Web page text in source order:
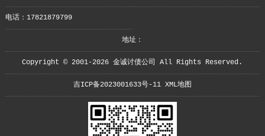
电话：17821879799
地址：
Copyright © 2001-2026 金诚讨债公司 All Rights Reserved.
吉ICP备2023001633号-11 XML地图